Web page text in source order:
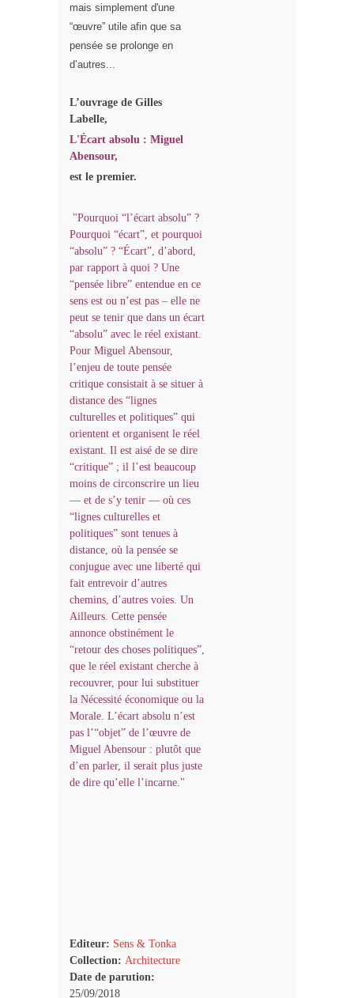
mais simplement d'une
“œuvre” utile afin que sa
pensée se prolonge en
d’autres...
L’ouvrage de Gilles
Labelle,
L'Écart absolu : Miguel
Abensour,
est le premier.
"Pourquoi “l’écart absolu” ?
Pourquoi “écart”, et pourquoi
“absolu” ? “Écart”, d’abord,
par rapport à quoi ? Une
“pensée libre” entendue en ce
sens est ou n’est pas – elle ne
peut se tenir que dans un écart
“absolu” avec le réel existant.
Pour Miguel Abensour,
l’enjeu de toute pensée
critique consistait à se situer à
distance des “lignes
culturelles et politiques” qui
orientent et organisent le réel
existant. Il est aisé de se dire
“critique” ; il l’est beaucoup
moins de circonscrire un lieu
— et de s’y tenir — où ces
“lignes culturelles et
politiques” sont tenues à
distance, où la pensée se
conjugue avec une liberté qui
fait entrevoir d’autres
chemins, d’autres voies. Un
Ailleurs. Cette pensée
annonce obstinément le
“retour des choses politiques”,
que le réel existant cherche à
recouvrer, pour lui substituer
la Nécessité économique ou la
Morale. L’écart absolu n’est
pas l’“objet” de l’œuvre de
Miguel Abensour : plutôt que
d’en parler, il serait plus juste
de dire qu’elle l’incarne."
Editeur: Sens & Tonka
Collection: Architecture
Date de parution:
25/09/2018